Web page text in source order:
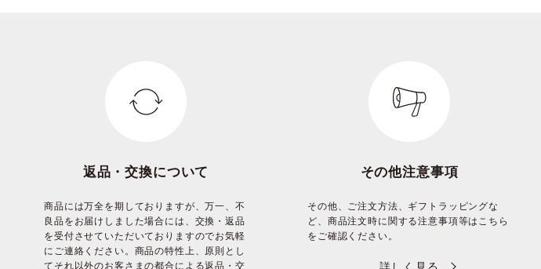
返品・交換について
商品には万全を期しておりますが、万一、不
良品をお届けしました場合には、交換・返品
を受付させていただいておりますのでお気軽
にご連絡ください。商品の特性上、原則とし
てそれ以外のお客さまの都合による返品・交
その他注意事項
その他、ご注文方法、ギフトラッピングな
ど、商品注文時に関する注意事項等はこちら
をご確認ください。